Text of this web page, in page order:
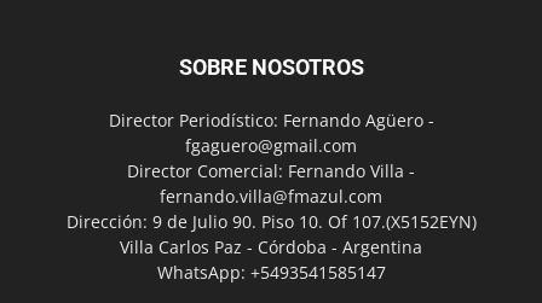
SOBRE NOSOTROS
Director Periodístico: Fernando Agüero -
fgaguero@gmail.com
Director Comercial: Fernando Villa -
fernando.villa@fmazul.com
Dirección: 9 de Julio 90. Piso 10. Of 107.(X5152EYN)
Villa Carlos Paz - Córdoba - Argentina
WhatsApp: +5493541585147